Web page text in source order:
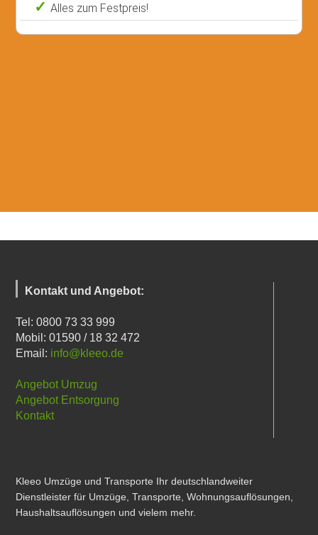
Alles zum Festpreis!
Kontakt und Angebot:
Tel: 0800 73 33 999
Mobil: 01590 / 18 32 472
Email: info@kleeo.de
Angebot Umzug
Angebot Entsorgung
Kontakt
Kleeo Umzüge und Transporte Ihr deutschlandweiter
Dienstleister für Umzüge, Transporte, Wohnungsauflösungen,
Haushaltsauflösungen und vielem mehr.